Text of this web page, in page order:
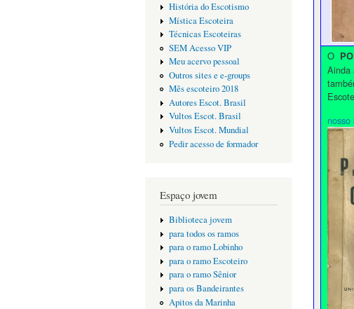
História do Escotismo
Mística Escoteira
Técnicas Escoteiras
SEM Acesso VIP
Meu acervo pessoal
Outros sites e e-groups
Mês escoteiro 2018
Autores Escot. Brasil
Vultos Escot. Brasil
Vultos Escot. Mundial
Pedir acesso de formador
Espaço jovem
Biblioteca jovem
para todos os ramos
para o ramo Lobinho
para o ramo Escoteiro
para o ramo Sênior
para os Bandeirantes
Apitos da Marinha
O
Ainda